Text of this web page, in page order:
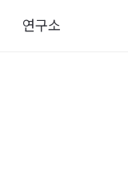
연구소